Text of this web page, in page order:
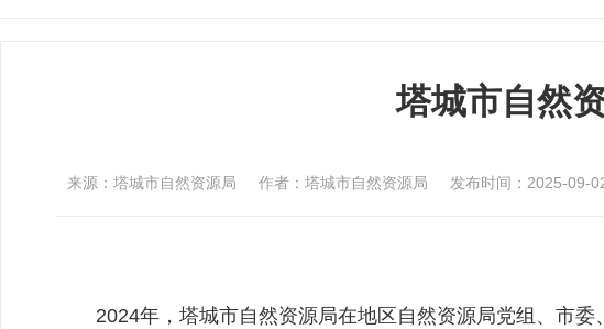
塔城市自然
来源：塔城市自然资源局 作者：塔城市自然资源局 发布时间：2025-09-
2024年 ， 塔城市自然资源局在地区自然资源局党组、 市委